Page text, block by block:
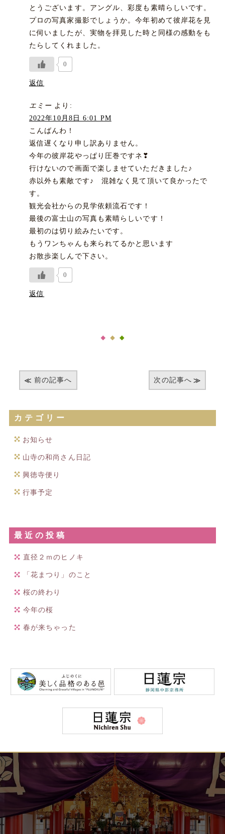
とうございます。アングル、彩度も素晴らしいです。
プロの写真家撮影でしょうか。今年初めて彼岸花を見
に伺いましたが、実物を拝見した時と同様の感動をも
たらしてくれました。
0
返信
エミー より:
2022年10月8日 6:01 PM
こんばんわ！
返信遅くなり申し訳ありません。
今年の彼岸花やっぱり圧巻ですネ❣
行けないので画面で楽しませていただきました♪
赤以外も素敵です♪ 混雑なく見て頂いて良かったで
す。
観光会社からの見学依頼流石です！
最後の富士山の写真も素晴らしいです！
最初のは切り絵みたいです。
もうワンちゃんも来られてるかと思います
お散歩楽しんで下さい。
0
返信
前の記事へ 次の記事へ
カテゴリー
お知らせ
山寺の和尚さん日記
興徳寺便り
行事予定
最近の投稿
直径２ｍのヒノキ
「花まつり」のこと
桜の終わり
今年の桜
春が来ちゃった